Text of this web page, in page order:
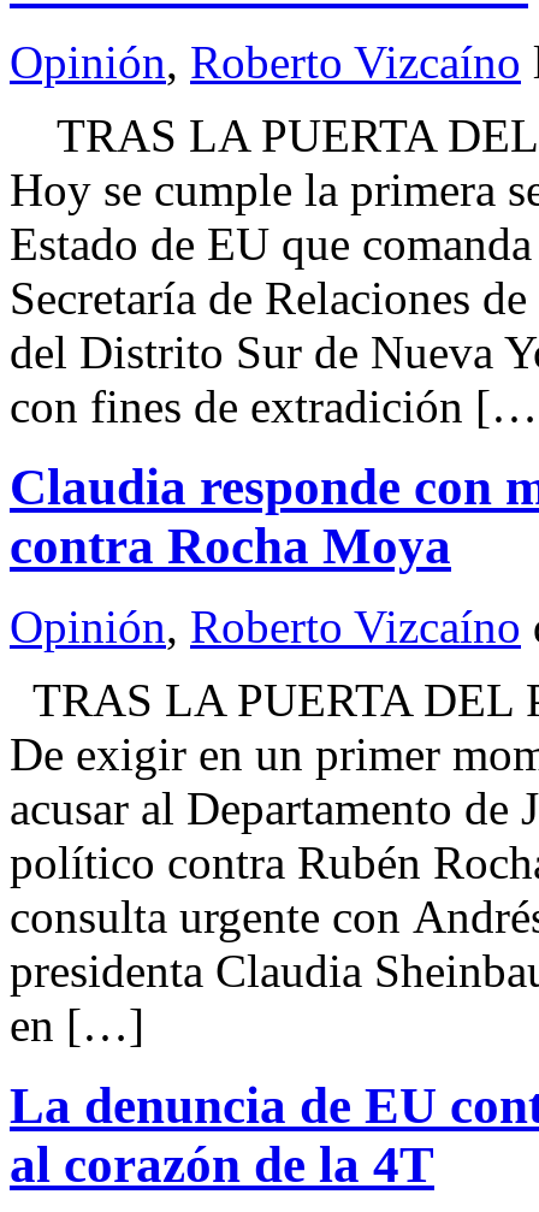
Opinión, Roberto Vizcaíno
TRAS LA PUERTA
Hoy se cumple la primera
Estado de EU que
Secretaría de Relaciones
del Distrito Sur de Nueva
con fines de extradición
Claudia responde con
contra Rocha Moya
Opinión, Roberto Vizcaíno
TRAS LA PUERTA
De exigir en un primer
acusar al Departamento de
político contra Rubén
consulta urgente con
presidenta Claudia
en […]
La denuncia de EU
al corazón de la 4T